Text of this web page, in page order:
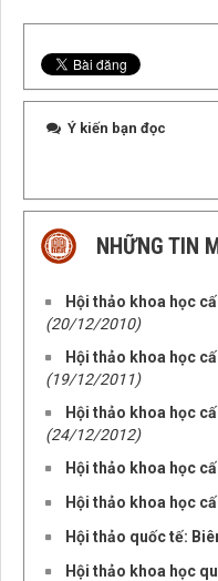
Ý kiến bạn đọc
NHỮNG TIN
Hội thảo khoa học
(20/12/2010)
Hội thảo khoa học
(19/12/2011)
Hội thảo khoa học
(24/12/2012)
Hội thảo khoa học
Hội thảo khoa học
Hội thảo quốc tế:
Hội thảo khoa học